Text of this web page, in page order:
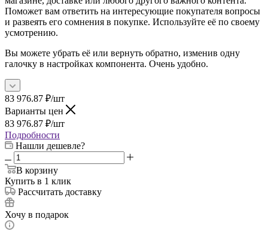
Поможет вам ответить на интересующие покупателя вопросы
и развеять его сомнения в покупке. Используйте её по своему
усмотрению.
Вы можете убрать её или вернуть обратно, изменив одну
галочку в настройках компонента. Очень удобно.
83 976.87 ₽/шт
Варианты цен
83 976.87 ₽/шт
Подробности
Нашли дешевле?
В корзину
Купить в 1 клик
Рассчитать доставку
Хочу в подарок